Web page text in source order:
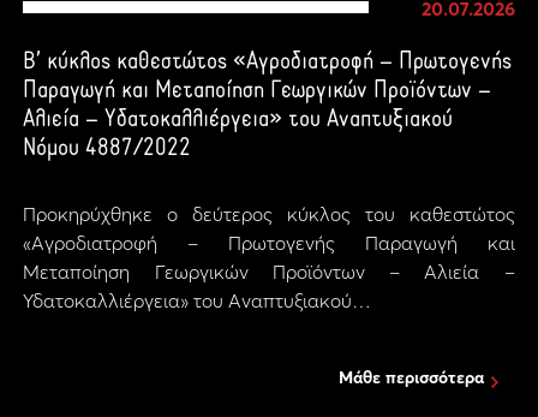
20.07.2026
Β’ κύκλος καθεστώτος «Αγροδιατροφή – Πρωτογενής
Παραγωγή και Μεταποίηση Γεωργικών Προϊόντων –
Αλιεία – Υδατοκαλλιέργεια» του Αναπτυξιακού
Νόμου 4887/2022
Προκηρύχθηκε ο δεύτερος κύκλος του καθεστώτος
«Αγροδιατροφή – Πρωτογενής Παραγωγή και
Μεταποίηση Γεωργικών Προϊόντων – Αλιεία –
Υδατοκαλλιέργεια» του Αναπτυξιακού…
Μάθε περισσότερα